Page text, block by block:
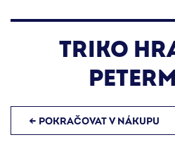
TRIKO
← POKRAČOVAT V NÁKUPU